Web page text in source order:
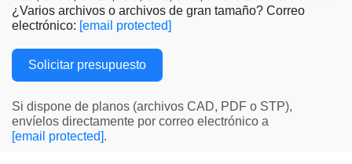
¿Varios archivos o archivos de gran tamaño? Correo
electrónico: [email protected]
Solicitar presupuesto
Si dispone de planos (archivos CAD, PDF o STP),
envíelos directamente por correo electrónico a
[email protected].